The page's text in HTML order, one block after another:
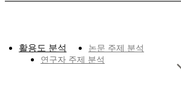
활용도 분석
논문 주제 분석
연구자 주제 분석